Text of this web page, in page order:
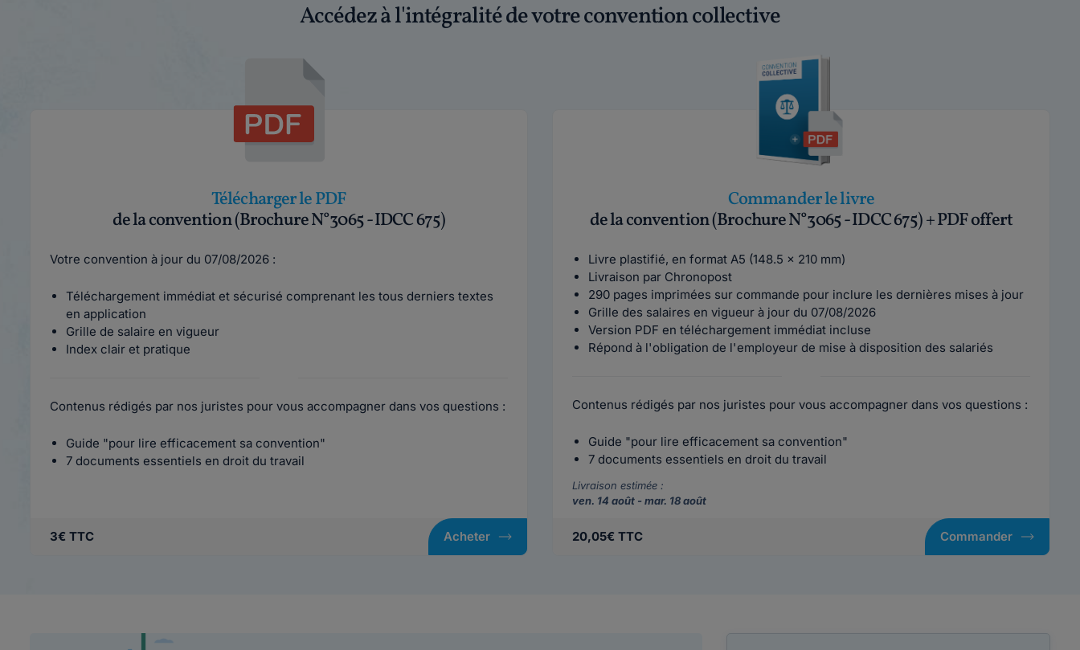
Accédez à l'intégralité de votre convention collective
Télécharger le PDF
de la convention (Brochure N°3065 - IDCC 675)
Votre convention à jour du 07/08/2026 :
Téléchargement immédiat et sécurisé comprenant les tous derniers textes
en application
Grille de salaire en vigueur
Index clair et pratique
Contenus rédigés par nos juristes pour vous accompagner dans vos questions :
Guide "pour lire efficacement sa convention"
7 documents essentiels en droit du travail
3€ TTC Acheter
Commander le livre
de la convention (Brochure N°3065 - IDCC 675) + PDF offert
Livre plastifié, en format A5 (148.5 x 210 mm)
Livraison par Chronopost
290 pages imprimées sur commande pour inclure les dernières mises à jour
Grille des salaires en vigueur à jour du 07/08/2026
Version PDF en téléchargement immédiat incluse
Répond à l'obligation de l'employeur de mise à disposition des salariés
Contenus rédigés par nos juristes pour vous accompagner dans vos questions :
Guide "pour lire efficacement sa convention"
7 documents essentiels en droit du travail
Livraison estimée :
ven. 14 août - mar. 18 août
20,05€ TTC Commander